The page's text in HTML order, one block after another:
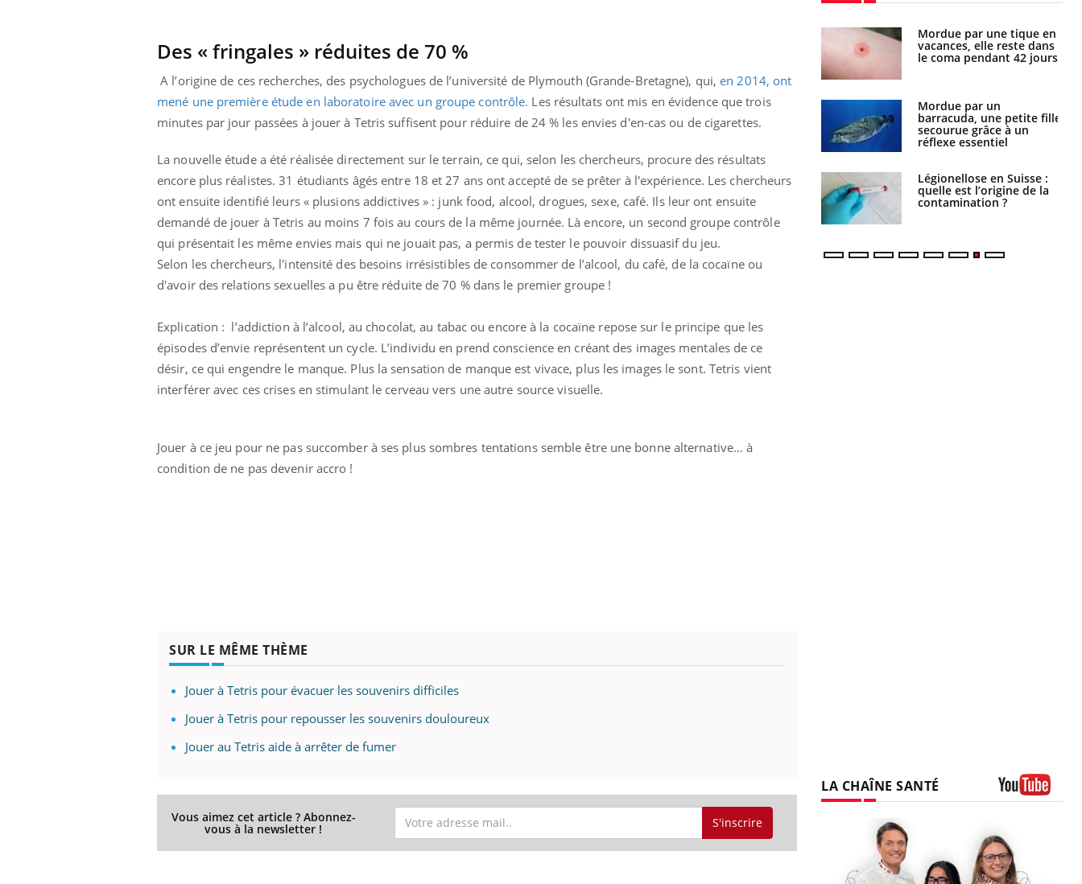
Des « fringales » réduites de 70 %
A l’origine de ces recherches, des psychologues de l’université de Plymouth (Grande-Bretagne), qui,en 2014, ont
mené une première étude en laboratoire avec un groupe contrôle. Les résultats ont mis en évidence que trois
minutes par jour passées à jouer à Tetris suffisent pour réduire de 24 % les envies d'en-cas ou de cigarettes.
La nouvelle étude a été réalisée directement sur le terrain, ce qui, selon les chercheurs, procure des résultats
encore plus réalistes. 31 étudiants âgés entre 18 et 27 ans ont accepté de se prêter à l'expérience. Les chercheurs
ont ensuite identifié leurs « plusions addictives » : junk food, alcool, drogues, sexe, café. Ils leur ont ensuite
demandé de jouer à Tetris au moins 7 fois au cours de la même journée. Là encore, un second groupe contrôle
qui présentait les même envies mais qui ne jouait pas, a permis de tester le pouvoir dissuasif du jeu.
Selon les chercheurs, l'intensité des besoins irrésistibles de consommer de l’alcool, du café, de la cocaïne ou
d'avoir des relations sexuelles a pu être réduite de 70 % dans le premier groupe !
Explication : l’addiction à l’alcool, au chocolat, au tabac ou encore à la cocaïne repose sur le principe que les
épisodes d’envie représentent un cycle. L’individu en prend conscience en créant des images mentales de ce
désir, ce qui engendre le manque. Plus la sensation de manque est vivace, plus les images le sont. Tetris vient
interférer avec ces crises en stimulant le cerveau vers une autre source visuelle.
Jouer à ce jeu pour ne pas succomber à ses plus sombres tentations semble être une bonne alternative… à
condition de ne pas devenir accro !
SUR LE MÊME THÈME
Jouer à Tetris pour évacuer les souvenirs difficiles
Jouer à Tetris pour repousser les souvenirs douloureux
Jouer au Tetris aide à arrêter de fumer
Vous aimez cet article ? Abonnez-
vous à la newsletter ! S'inscrire
gâche-t-il les premiers
jours de vos vacances ?
Fortes chaleurs :
pourquoi le risque de
noyade grimpe-t-il ?
Le Viagra pourrait-il
freiner la propagation du
cancer ?
de protéines pourrait
finalement être bénéfique
Grossesse et chaleur : ce
que dit la science
Le smartphone nuit-il à
l'apprentissage de la
lecture ?
Mordue par une tique en
vacances, elle reste dans
le coma pendant 42 jours
Mordue par un
barracuda, une petite fille
secourue grâce à un
réflexe essentiel
Légionellose en Suisse :
quelle est l’origine de la
contamination ?
Allergies alimentaires :
une nouvelle arme contre
les réactions sévères
Comment gérer le
sommeil des enfants en
vacances ?
Bilan prévention : ce que
les kinés pourront
bientôt faire
LA CHAÎNE SANTÉ